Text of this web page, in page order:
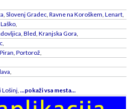
, Slovenj Gradec, Ravne na Koroškem, Lenart,
Laško,
, Bled, Kranjska Gora,
,
Piran, Portorož,
,
Lošinj, ...pokaži vsa mesta...